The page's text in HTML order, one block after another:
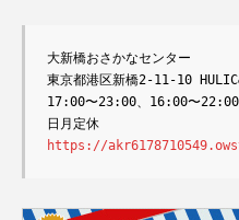
大新橋おさかなセンター
東京都港区新橋2-11-10
17:00〜23:00、16:00〜22:00
日月定休
https://